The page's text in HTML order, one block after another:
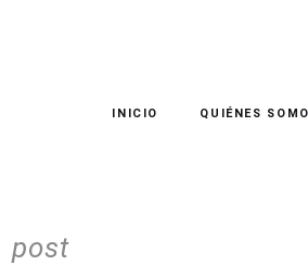
INICIO QUIÉNES
post